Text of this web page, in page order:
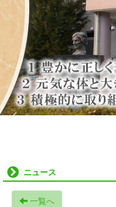
ニュース
一覧へ